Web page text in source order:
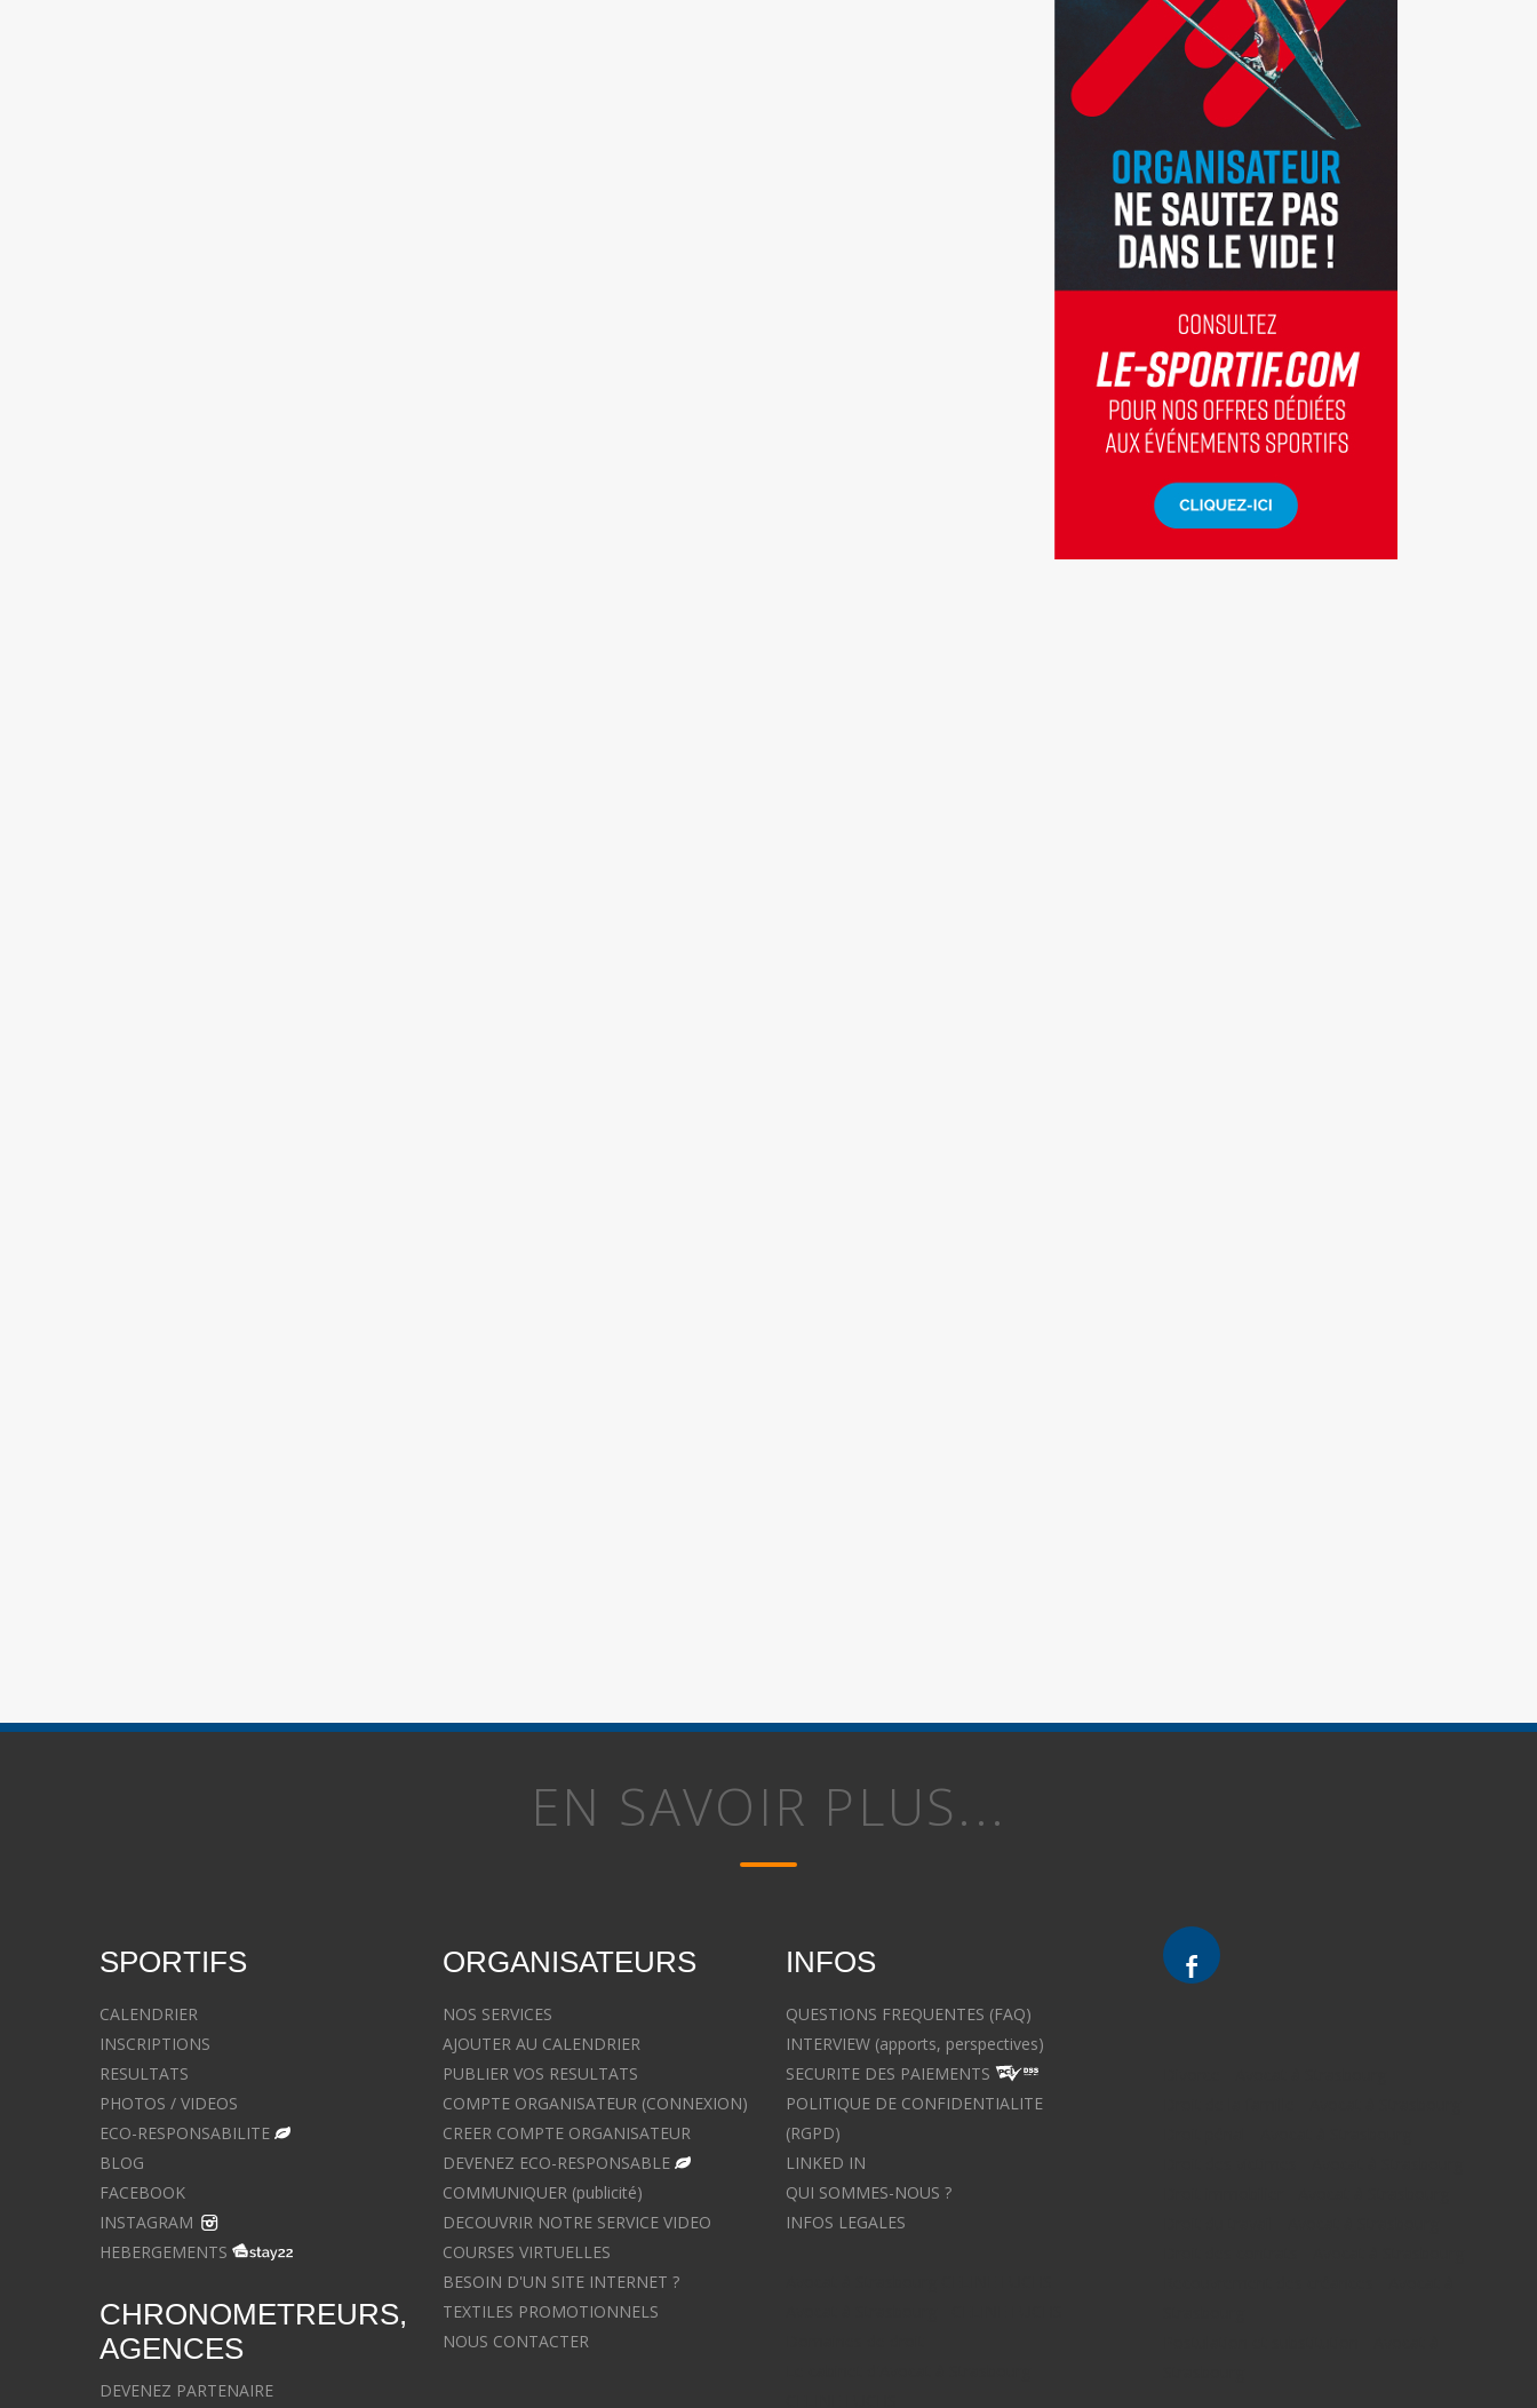
EN SAVOIR PLUS...
SPORTIFS
CALENDRIER
INSCRIPTIONS
RESULTATS
PHOTOS / VIDEOS
ECO-RESPONSABILITE
BLOG
FACEBOOK
INSTAGRAM
HEBERGEMENTS
CHRONOMETREURS,
AGENCES
DEVENEZ PARTENAIRE
ORGANISATEURS
NOS SERVICES
AJOUTER AU CALENDRIER
PUBLIER VOS RESULTATS
COMPTE ORGANISATEUR (CONNEXION)
CREER COMPTE ORGANISATEUR
DEVENEZ ECO-RESPONSABLE
COMMUNIQUER (publicité)
DECOUVRIR NOTRE SERVICE VIDEO
COURSES VIRTUELLES
BESOIN D'UN SITE INTERNET ?
TEXTILES PROMOTIONNELS
NOUS CONTACTER
INFOS
QUESTIONS FREQUENTES (FAQ)
INTERVIEW (apports, perspectives)
SECURITE DES PAIEMENTS
POLITIQUE DE CONFIDENTIALITE
(RGPD)
LINKED IN
QUI SOMMES-NOUS ?
INFOS LEGALES